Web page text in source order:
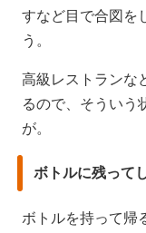
すなど目で合図を
う。
高級レストランな
るので、そういう
が。
ボトルに残って
ボトルを持って帰